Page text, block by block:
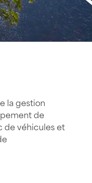
la gestion
de
de véhicules et